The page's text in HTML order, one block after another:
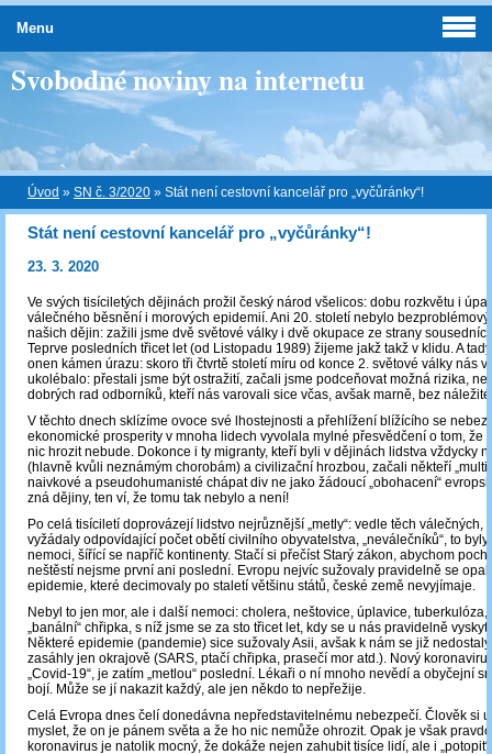
Svobodné noviny na internetu
Úvod » SN č. 3/2020 » Stát není cestovní kancelář pro „vyčůránky“!
Stát není cestovní kancelář pro „vyčůránky“!
23. 3. 2020
Ve svých tisíciletých dějinách prožil český národ všelicos: dobu rozkvětu i
válečného běsnění i morových epidemií. Ani 20. století nebylo
našich dějin: zažili jsme dvě světové války i dvě okupace ze strany
Teprve posledních třicet let (od Listopadu 1989) žijeme jakž takž v klidu. A
onen kámen úrazu: skoro tři čtvrtě století míru od konce 2. světové války nás
ukolébalo: přestali jsme být ostražití, začali jsme podceňovat možná rizika,
dobrých rad odborníků, kteří nás varovali sice včas, avšak marně, bez
V těchto dnech sklízíme ovoce své lhostejnosti a přehlížení blížícího se
ekonomické prosperity v mnoha lidech vyvolala mylné přesvědčení o tom, že
nic hrozit nebude. Dokonce i ty migranty, kteří byli v dějinách lidstva vždycky
(hlavně kvůli neznámým chorobám) a civilizační hrozbou, začali někteří
naivkové a pseudohumanisté chápat div ne jako žádoucí „obohacení“
zná dějiny, ten ví, že tomu tak nebylo a není!
Po celá tisíciletí doprovázejí lidstvo nejrůznější „metly“: vedle těch válečných,
vyžádaly odpovídající počet obětí civilního obyvatelstva, „neválečníků“, to
nemoci, šířící se napříč kontinenty. Stačí si přečíst Starý zákon, abychom
neštěstí nejsme první ani poslední. Evropu nejvíc sužovaly pravidelně se
epidemie, které decimovaly po staletí většinu států, české země nevyjímaje.
Nebyl to jen mor, ale i další nemoci: cholera, neštovice, úplavice, tuberkulóza,
„banální“ chřipka, s níž jsme se za sto třicet let, kdy se u nás pravidelně
Některé epidemie (pandemie) sice sužovaly Asii, avšak k nám se již
zasáhly jen okrajově (SARS, ptačí chřipka, prasečí mor atd.). Nový
„Covid-19“, je zatím „metlou“ poslední. Lékaři o ní mnoho nevědí a obyčejní
bojí. Může se jí nakazit každý, ale jen někdo to nepřežije.
Celá Evropa dnes čelí donedávna nepředstavitelnému nebezpečí. Člověk si
myslet, že on je pánem světa a že ho nic nemůže ohrozit. Opak je však
koronavirus je natolik mocný, že dokáže nejen zahubit tisíce lidí, ale i
Menu